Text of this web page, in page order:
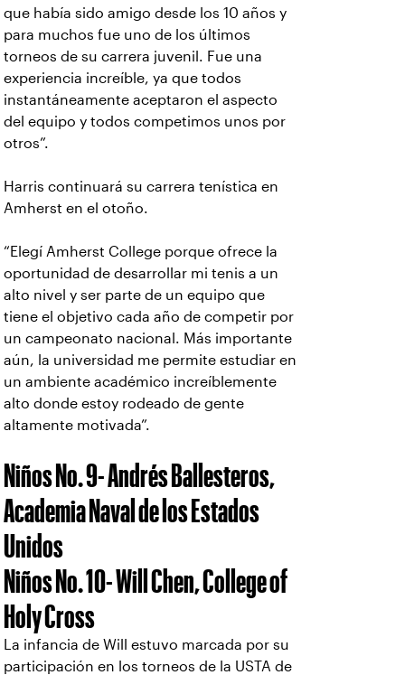
que había sido amigo desde los 10 años y
para muchos fue uno de los últimos
torneos de su carrera juvenil. Fue una
experiencia increíble, ya que todos
instantáneamente aceptaron el aspecto
del equipo y todos competimos unos por
otros”.
Harris continuará su carrera tenística en
Amherst en el otoño.
“Elegí Amherst College porque ofrece la
oportunidad de desarrollar mi tenis a un
alto nivel y ser parte de un equipo que
tiene el objetivo cada año de competir por
un campeonato nacional. Más importante
aún, la universidad me permite estudiar en
un ambiente académico increíblemente
alto donde estoy rodeado de gente
altamente motivada”.
Niños No. 9- Andrés Ballesteros,
Academia Naval de los Estados
Unidos
Niños No. 10- Will Chen, College of
Holy Cross
La infancia de Will estuvo marcada por su
participación en los torneos de la USTA de